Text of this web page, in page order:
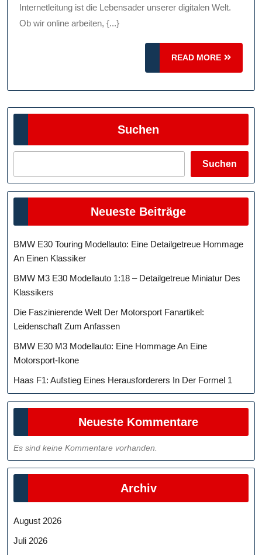
Internetleitung ist die Lebensader unserer digitalen Welt.
Ob wir online arbeiten, {...}
READ MORE
READ
MORE
Suchen
Suchen
Neueste Beiträge
BMW E30 Touring Modellauto: Eine Detailgetreue Hommage
An Einen Klassiker
BMW M3 E30 Modellauto 1:18 – Detailgetreue Miniatur Des
Klassikers
Die Faszinierende Welt Der Motorsport Fanartikel:
Leidenschaft Zum Anfassen
BMW E30 M3 Modellauto: Eine Hommage An Eine
Motorsport-Ikone
Haas F1: Aufstieg Eines Herausforderers In Der Formel 1
Neueste Kommentare
Es sind keine Kommentare vorhanden.
Archiv
August 2026
Juli 2026